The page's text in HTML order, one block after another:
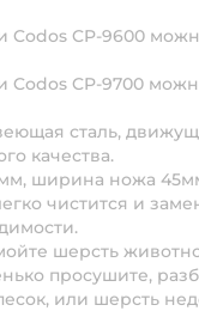
CP-9600
CP-9700
сталь,
качества.
мм, ширина ножа
чистится и
шерсть
просушите,
или шерсть